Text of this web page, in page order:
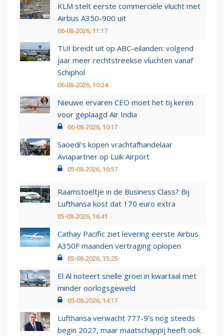
KLM stelt eerste commerciële vlucht met
Airbus A350-900 uit
06-08-2026, 11:17
TUI breidt uit op ABC-eilanden: volgend
jaar meer rechtstreekse vluchten vanaf
Schiphol
06-08-2026, 10:24
Nieuwe ervaren CEO moet het tij keren
voor geplaagd Air India
06-08-2026, 10:17
Saoedi’s kopen vrachtafhandelaar
Aviapartner op Luik Airport
05-08-2026, 16:57
Raamstoeltje in de Business Class? Bij
Lufthansa kost dat 170 euro extra
05-08-2026, 16:41
Cathay Pacific ziet levering eerste Airbus
A350F maanden vertraging oplopen
05-08-2026, 15:25
El Al noteert snelle groei in kwartaal met
minder oorlogsgeweld
05-08-2026, 14:17
Lufthansa verwacht 777-9’s nog steeds
begin 2027, maar maatschappij heeft ook